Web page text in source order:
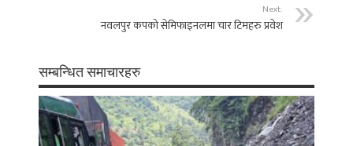
Next:
नवलपुर कपको सेमिफाइनलमा चार टिमहरु प्रवेश
सम्बन्धित समाचारहरु